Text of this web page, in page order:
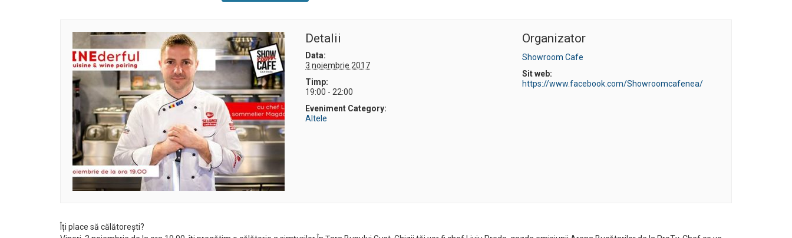
Detalii
Data:
3 noiembrie 2017
Timp:
19:00 - 22:00
Eveniment Category:
Altele
Organizator
Showroom Cafe
Sit web:
https://www.facebook.com/Showroomcafenea/
Îți place să călătorești?